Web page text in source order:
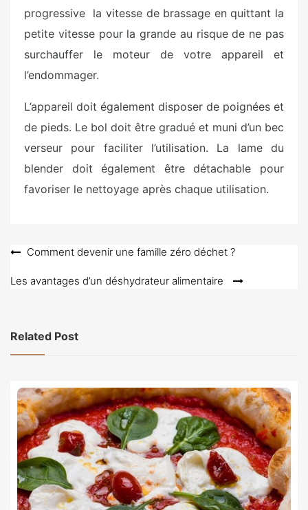
progressive la vitesse de brassage en quittant la
petite vitesse pour la grande au risque de ne pas
surchauffer le moteur de votre appareil et
l’endommager.
L’appareil doit également disposer de poignées et
de pieds. Le bol doit être gradué et muni d’un bec
verseur pour faciliter l’utilisation. La lame du
blender doit également être détachable pour
favoriser le nettoyage après chaque utilisation.
Navigation
de
Comment devenir une famille zéro déchet ?
Les avantages d’un déshydrateur alimentaire
Related Post